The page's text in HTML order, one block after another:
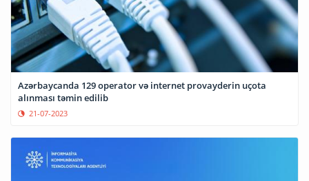
Azərbaycanda 129 operator və internet provayderin uçota
alınması təmin edilib
21-07-2023